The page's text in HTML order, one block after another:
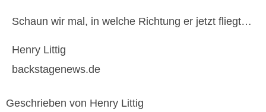
Schaun wir mal, in welche Richtung er jetzt fliegt…
Henry Littig
backstagenews.de
Geschrieben von Henry Littig